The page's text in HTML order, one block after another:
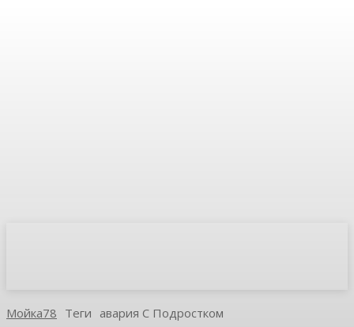
Мойка78 Теги Авария С Подростком